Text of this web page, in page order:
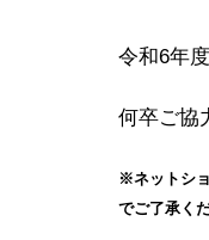
令和6年
何卒ご協
※ネットシ
でご了承くだ